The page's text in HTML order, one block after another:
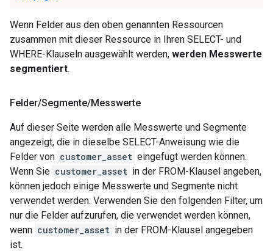
Wenn Felder aus den oben genannten Ressourcen
zusammen mit dieser Ressource in Ihren SELECT- und
WHERE-Klauseln ausgewählt werden, werden Messwerte
segmentiert.
Felder/Segmente/Messwerte
Auf dieser Seite werden alle Messwerte und Segmente
angezeigt, die in dieselbe SELECT-Anweisung wie die
Felder von customer_asset eingefügt werden können.
Wenn Sie customer_asset in der FROM-Klausel angeben,
können jedoch einige Messwerte und Segmente nicht
verwendet werden. Verwenden Sie den folgenden Filter, um
nur die Felder aufzurufen, die verwendet werden können,
wenn customer_asset in der FROM-Klausel angegeben
ist.